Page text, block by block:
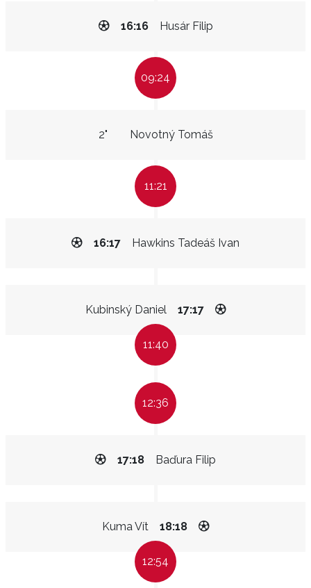
Husár Filip
16:16
09:24
Novotný Tomáš
2"
11:21
Hawkins Tadeáš Ivan
16:17
Kubinský Daniel 17:17
11:40
12:36
Baďura Filip
17:18
Kuma Vít 18:18
12:54